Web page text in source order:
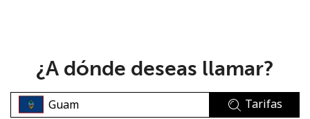
¿A dónde deseas llamar?
Tarifas